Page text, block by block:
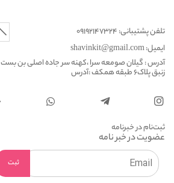
تلفن پشتیبانی: 09192147324
ایمیل: shavinkit@gmail.com
آدرس : گیلان صومعه سرا ،کهنه سر جاده اصلی بن بست
زنبق پلاک6 طبقه همکف :آدرس
ثبت‌نام در خبرنامه
عضویت در خبر نامه